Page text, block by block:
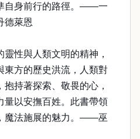
自身前行的路徑。——一
德萊恩
性與人類文明的精神，
東方的歷史洪流，人類對
持著探索、敬畏的心，
量以安撫百姓。此書帶領
魔法施展的魅力。——巫